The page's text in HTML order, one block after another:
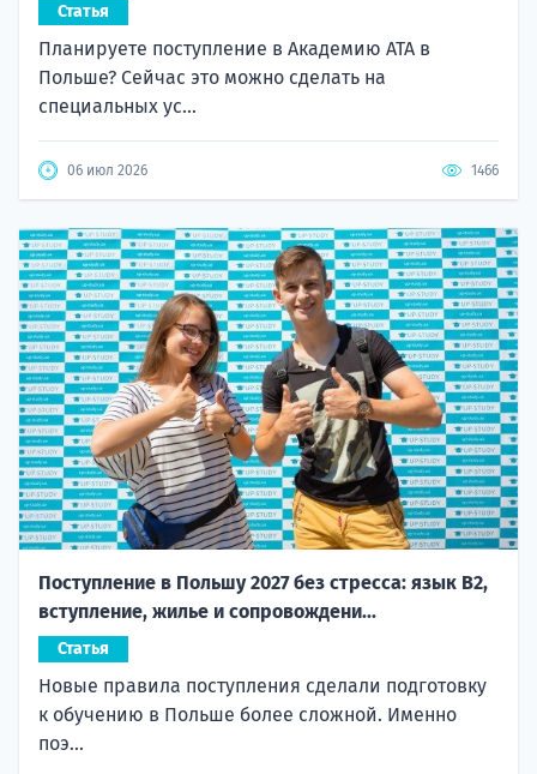
Статья
Планируете поступление в Академию ATA в
Польше? Сейчас это можно сделать на
специальных ус...
06 июл 2026 1466
Поступление в Польшу 2027 без стресса: язык B2,
вступление, жилье и сопровождени...
Статья
Новые правила поступления сделали подготовку
к обучению в Польше более сложной. Именно
поэ...